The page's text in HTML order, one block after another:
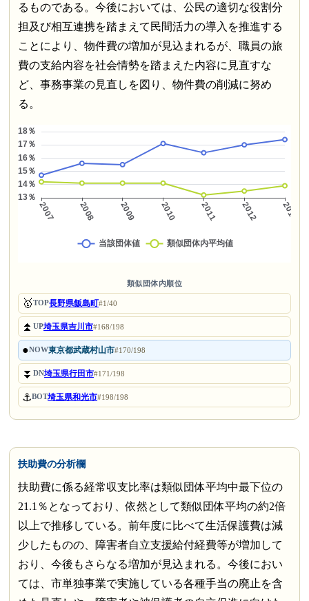
るものである。今後においては、公民の適切な役割分
担及び相互連携を踏まえて民間活力の導入を推進する
ことにより、物件費の増加が見込まれるが、職員の旅
費の支給内容を社会情勢を踏まえた内容に見直すな
ど、事務事業の見直しを図り、物件費の削減に努め
る。
類似団体内順位
🥇TOP長野県飯島町#1/40
⏫UP埼玉県吉川市#168/198
●NOW東京都武蔵村山市#170/198
⏬DN埼玉県行田市#171/198
⚓BOT埼玉県和光市#198/198
扶助費の分析欄
扶助費に係る経常収支比率は類似団体平均中最下位の
21.1％となっており、依然として類似団体平均の約2倍
以上で推移している。前年度に比べて生活保護費は減
少したものの、障害者自立支援給付経費等が増加して
おり、今後もさらなる増加が見込まれる。今後におい
ては、市単独事業で実施している各種手当の廃止を含